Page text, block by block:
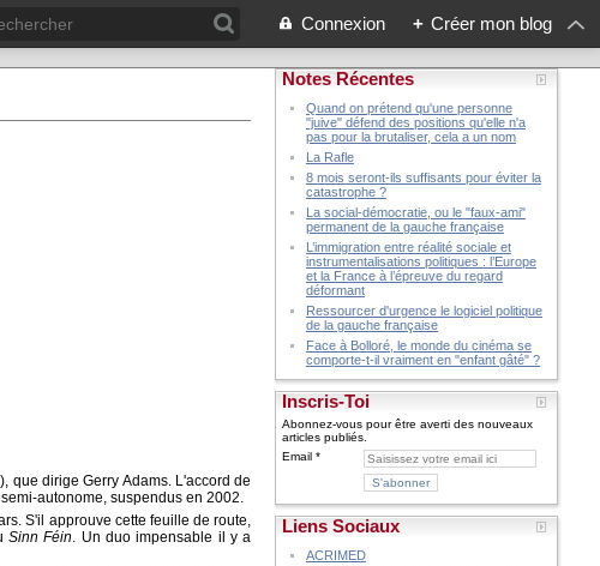
Connexion + Créer mon blog
que dirige Gerry Adams. L'accord de
autonome, suspendus en 2002.
S'il approuve cette feuille de route,
Sinn Féin . Un duo impensable il y a
Notes Récentes
Quand on prétend qu'une personne
"juive" défend des positions qu'elle n'a
pas pour la brutaliser, cela a un nom
La Rafle
8 mois seront-ils suffisants pour éviter la
catastrophe ?
La social-démocratie, ou le "faux-ami"
permanent de la gauche française
L’immigration entre réalité sociale et
instrumentalisations politiques : l’Europe
et la France à l’épreuve du regard
déformant
Ressourcer d'urgence le logiciel politique
de la gauche française
Face à Bolloré, le monde du cinéma se
comporte-t-il vraiment en "enfant gâté" ?
Inscris-Toi
Abonnez-vous pour être averti des nouveaux
articles publiés.
Email
Liens Sociaux
ACRIMED